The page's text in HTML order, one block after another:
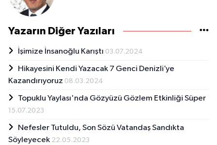
Yazarın Diğer Yazıları
İşimize İnsanoğlu Karıştı 03.07.2024
Hikayesini Kendi Yazacak 7 Genci Denizli’ye
Kazandırıyoruz 08.03.2024
Topuklu Yaylası'nda Gözyüzü Gözlem Etkinliği Süper
15.07.2023
Nefesler Tutuldu, Son Sözü Vatandaş Sandıkta
Söyleyecek 22.05.2023